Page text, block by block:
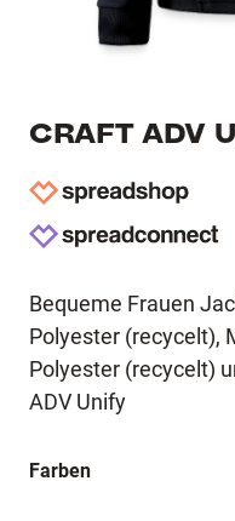
CRAFT ADV
Bequeme Frauen
Polyester (recycelt),
Polyester (recycelt)
ADV Unify
Farben